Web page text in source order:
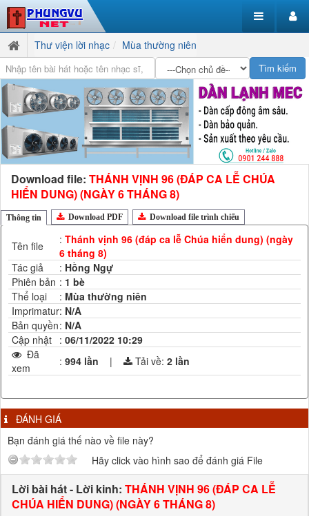
Thư viện lời nhạc Mùa thường niên
Download file: THÁNH VỊNH 96 (ĐÁP CA LỄ CHÚA
HIỂN DUNG) (NGÀY 6 THÁNG 8)
Thông tin Download PDF Download file trình chiếu
Tên file : Thánh vịnh 96 (đáp ca lễ Chúa hiển dung) (ngày
6 tháng 8)
Tác giả
: Hồng Ngự
Phiên bản : 1 bè
Thể loại
: Mùa thường niên
Imprimatur: N/A
Bản quyền: N/A
Cập nhật : 06/11/2022 10:29
Đã
xem
: 994 lần | Tải về: 2 lần
ĐÁNH GIÁ
Bạn đánh giá thế nào về file này?
Hãy click vào hình sao để đánh giá File
Lời bài hát - Lời kinh: THÁNH VỊNH 96 (ĐÁP CA LỄ
CHÚA HIỂN DUNG) (NGÀY 6 THÁNG 8)